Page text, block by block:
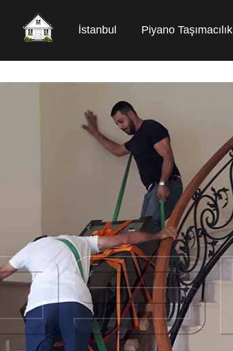
İstanbul Piyano Taşımacılık